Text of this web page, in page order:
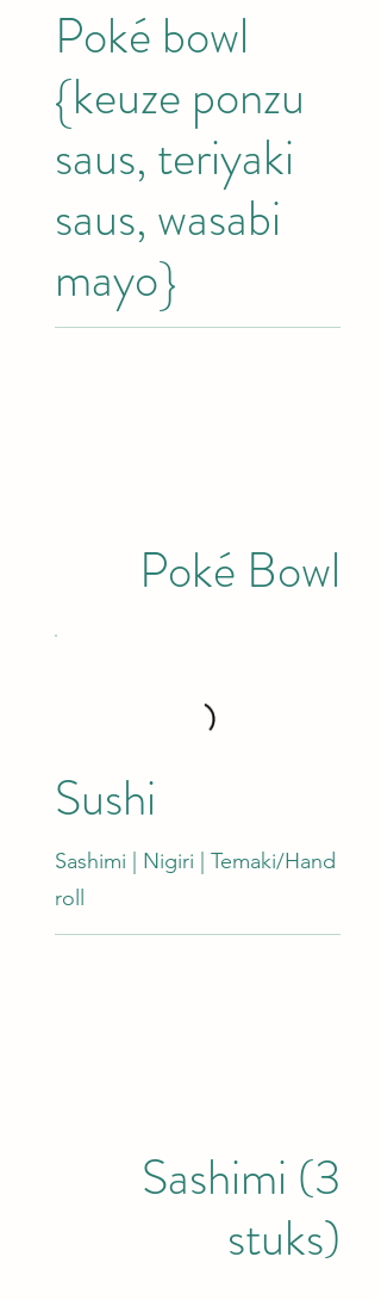
Poké bowl
{keuze ponzu
saus, teriyaki
saus, wasabi
mayo}
Poké Bowl
Sushi
Sashimi | Nigiri | Temaki/Hand
roll
Sashimi (3
stuks)